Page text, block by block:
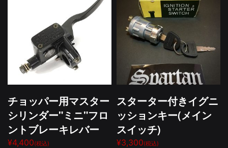
チョッパー用マスター
シリンダー"ミニ"フロ
ントブレーキレバー
¥4,400(税込)
スターター付きイグニ
ッションキー(メイン
スイッチ)
¥3,300(税込)